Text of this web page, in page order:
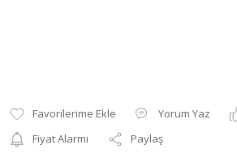
Yorum Yaz
Fiyat Alarmı
Paylaş